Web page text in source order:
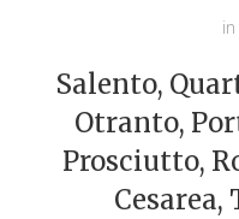
in
Salento,
Otranto,
Prosciutto,